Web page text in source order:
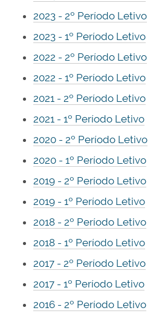
2023 - 2º Período Letivo
2023 - 1º Período Letivo
2022 - 2º Período Letivo
2022 - 1º Período Letivo
2021 - 2º Período Letivo
2021 - 1º Período Letivo
2020 - 2º Período Letivo
2020 - 1º Período Letivo
2019 - 2º Período Letivo
2019 - 1º Período Letivo
2018 - 2º Período Letivo
2018 - 1º Período Letivo
2017 - 2º Período Letivo
2017 - 1º Período Letivo
2016 - 2º Período Letivo